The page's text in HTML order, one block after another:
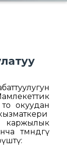
окуудан
тѳмѳндѳгү